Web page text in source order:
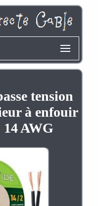
tension
à enfouir
AWG